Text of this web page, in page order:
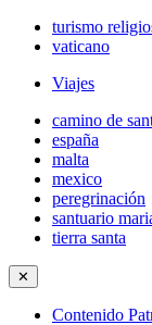
turismo
vaticano
Viajes
camino de
españa
malta
mexico
peregrinación
santuario
tierra santa
✕
Contenido